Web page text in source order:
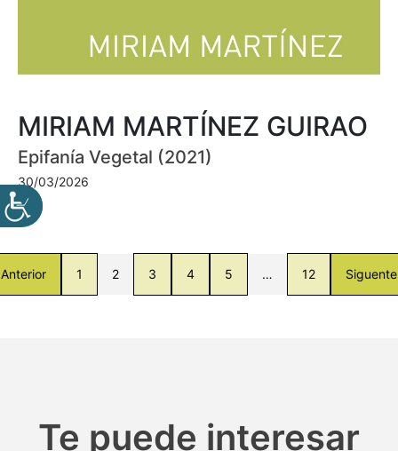
MIRIAM MARTÍNEZ GUIRAO
Epifanía Vegetal (2021)
30/03/2026
Anterior 1 2 3 4 5 … 12 Siguente
Te puede interesar